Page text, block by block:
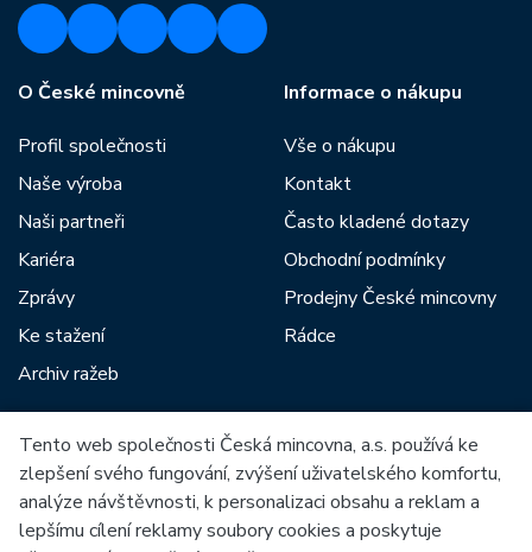
O České mincovně
Profil společnosti
Naše výroba
Naši partneři
Kariéra
Zprávy
Ke stažení
Archiv ražeb
Informace o nákupu
Vše o nákupu
Kontakt
Často kladené dotazy
Obchodní podmínky
Prodejny České mincovny
Rádce
Mezi naše partnery patří:
Tento web společnosti Česká mincovna, a.s. používá ke
zlepšení svého fungování, zvýšení uživatelského komfortu,
analýze návštěvnosti, k personalizaci obsahu a reklam a
lepšímu cílení reklamy soubory cookies a poskytuje